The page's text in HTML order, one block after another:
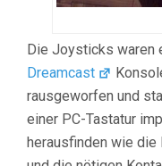
Die Joysticks waren
Dreamcast
rausgeworfen und
einer PC-Tastatur
herausfinden wie die